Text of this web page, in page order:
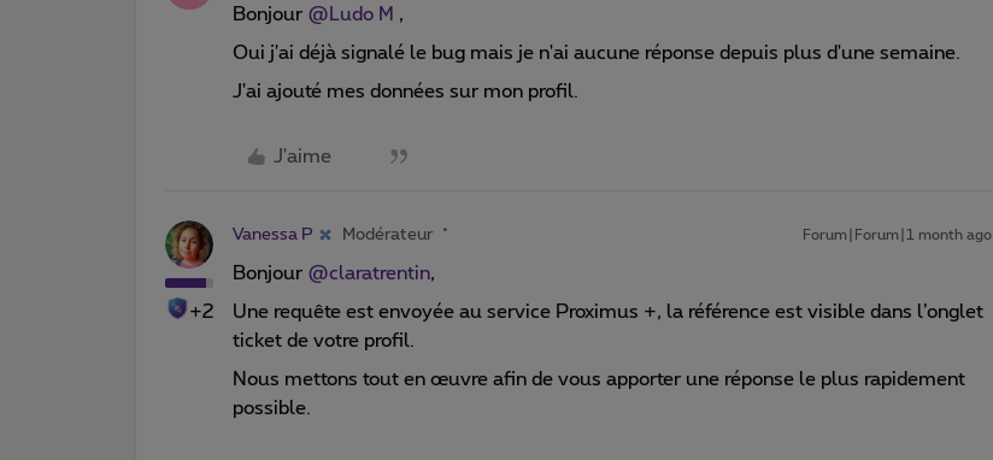
Bonjour ​ @Ludo M ,
Oui j'ai déjà signalé le bug mais je n'ai aucune réponse depuis plus d'une semaine.
J'ai ajouté mes données sur mon profil.
J'aime
+2
Vanessa P Modérateur Forum|Forum|1 month ago
Bonjour ​ @claratrentin,
Une requête est envoyée au service Proximus +, la référence est visible dans l’onglet
ticket de votre profil.
Nous mettons tout en œuvre afin de vous apporter une réponse le plus rapidement
possible.